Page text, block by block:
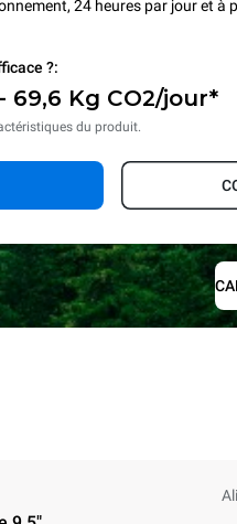
24 heures par jour et à
?:
69,6 Kg CO2/jour*
du produit.